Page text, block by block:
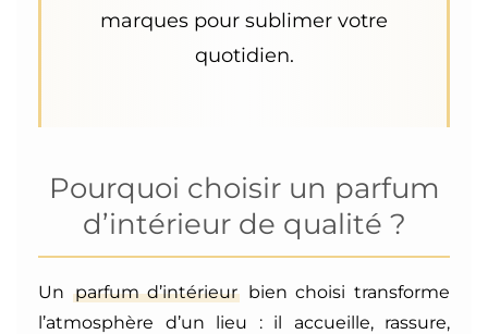
marques pour sublimer votre
quotidien.
Pourquoi choisir un parfum
d’intérieur de qualité ?
Un parfum d’intérieur bien choisi transforme
l’atmosphère d’un lieu : il accueille, rassure,